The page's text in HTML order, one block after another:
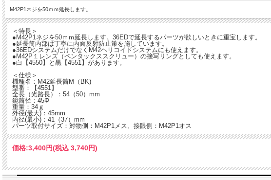
M42P1ネジを50ｍｍ延長します。
＜特長＞
●M42P1ネジを50ｍｍ延長します。36EDで延長するパーツが欲しいときに重宝します。
●延長筒内部は丁寧に内面反射防止策を施しています。
●36EDシステムだけでなくM42ヘリコイドシステムにも使えます。
●M42P１レンズ（ペンタックススクリュー）の接写リングとしても使えます。
●白【4550】と黒【4551】があります。
＜仕様＞
機種名：M42延長筒M（BK)
型番：【4551】
全長（光路長）：54（50）mm
鏡筒径：45Φ
重量：34ｇ
外径(最大)：45mm
内径(最小)：41（37）mm
パーツ取付サイズ：対物側：M42P1メス、接眼側：M42P1オス
価格:3,400円(税込 3,740円)